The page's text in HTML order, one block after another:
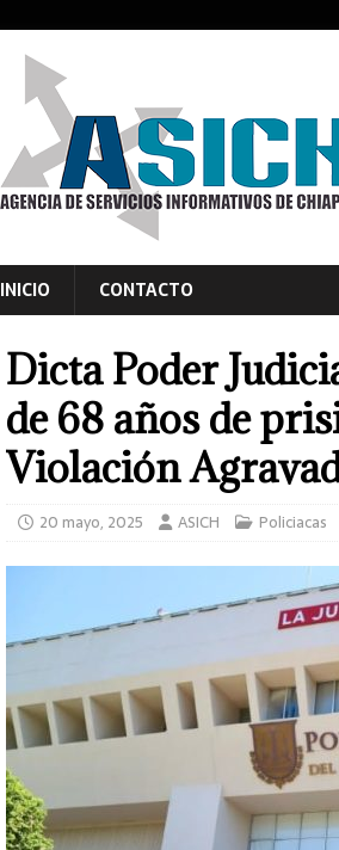
INICIO CONTACTO
Dicta Poder
de 68 años de
Violación
20 mayo, 2025 ASICH Policiacas